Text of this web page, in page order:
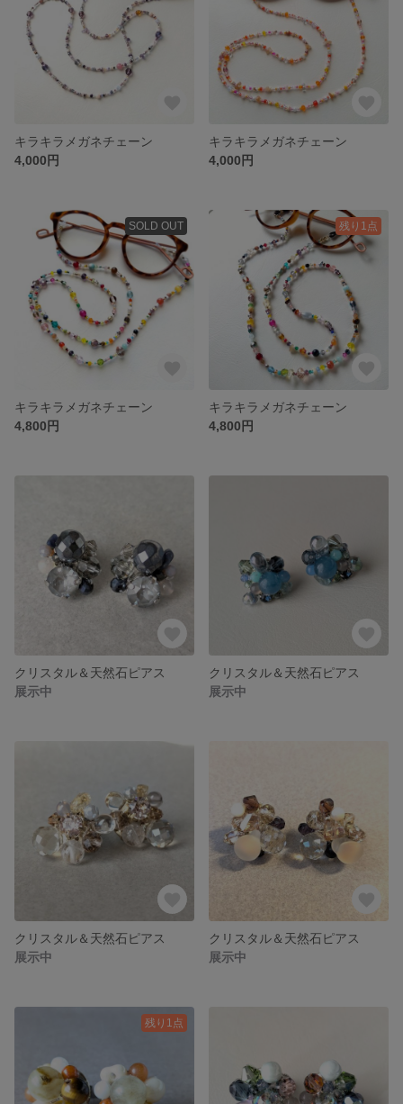
キラキラメガネチェーン
4,000円
キラキラメガネチェーン
4,000円
SOLD OUT
キラキラメガネチェーン
4,800円
残り1点
キラキラメガネチェーン
4,800円
クリスタル＆天然石ピアス
展示中
クリスタル＆天然石ピアス
展示中
クリスタル＆天然石ピアス
展示中
クリスタル＆天然石ピアス
展示中
残り1点